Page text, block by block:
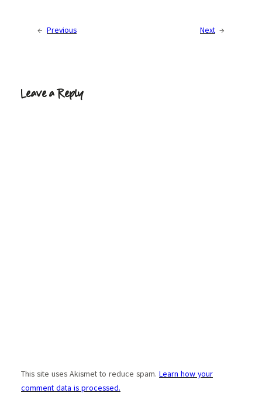
← Previous Next →
Leave a Reply
This site uses Akismet to reduce spam. Learn how your
comment data is processed.